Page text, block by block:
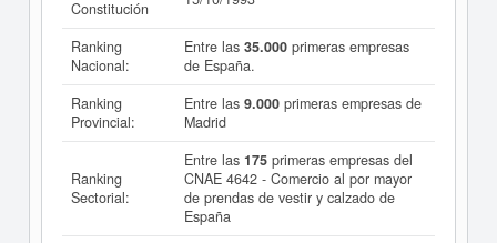
Constitución
Ranking
Nacional:
Entre las 35.000 primeras empresas
de España.
Ranking
Provincial:
Entre las 9.000 primeras empresas de
Madrid
Ranking
Sectorial:
Entre las 175 primeras empresas del
CNAE 4642 - Comercio al por mayor
de prendas de vestir y calzado de
España